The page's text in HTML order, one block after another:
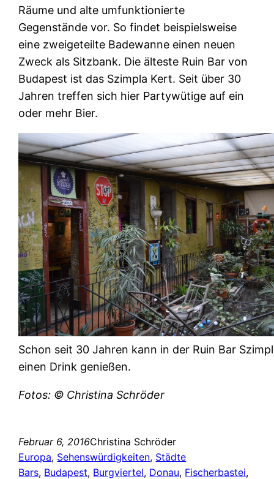
Räume und alte umfunktionierte
Gegenstände vor. So findet beispielsweise
eine zweigeteilte Badewanne einen neuen
Zweck als Sitzbank. Die älteste Ruin Bar von
Budapest ist das Szimpla Kert. Seit über 30
Jahren treffen sich hier Partywütige auf ein
oder mehr Bier.
Schon seit 30 Jahren kann in der Ruin Bar
einen Drink genießen.
Fotos: © Christina Schröder
Februar 6, 2016Christina Schröder
Europa, Sehenswürdigkeiten, Städte
Bars, Budapest, Burgviertel, Donau, Fischerbastei